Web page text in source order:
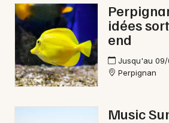
Newsletter des sorties
Artistes en tournée
idées
end
Jusqu'au
Perpignan
Music